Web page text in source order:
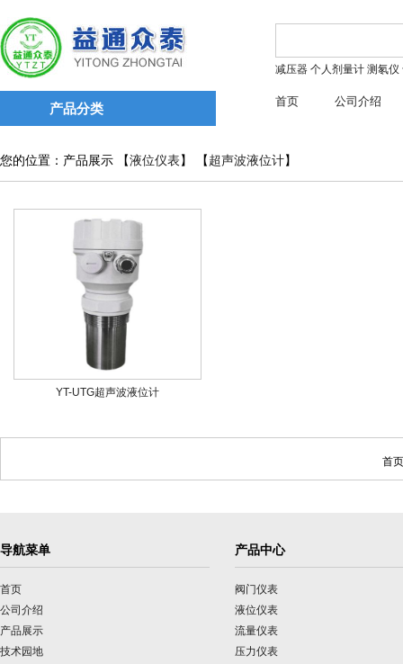
产品分类
减压器 个人剂量计 测氡仪
首页 公司介绍
您的位置：产品展示 【液位仪表 】 【 超声波液位计】
YT-UTG超声波液位计
首
导航菜单
首页
公司介绍
产品展示
技术园地
产品中心
阀门仪表
液位仪表
流量仪表
压力仪表